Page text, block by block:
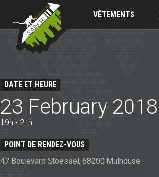
Parkour
VÊTEMENTS
DATE ET HEURE
23 February 2018
19h - 21h
POINT DE RENDEZ-VOUS
47 Boulevard Stoessel, 68200 Mulhouse